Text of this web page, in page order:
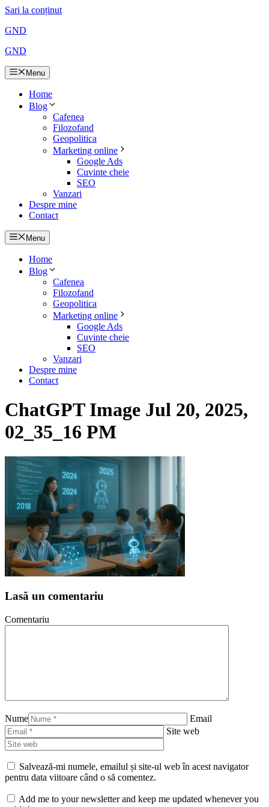
Sari la conținut
GND
GND
Menu
Home
Blog
Cafenea
Filozofand
Geopolitica
Marketing online
Google Ads
Cuvinte cheie
SEO
Vanzari
Despre mine
Contact
Menu
Home
Blog
Cafenea
Filozofand
Geopolitica
Marketing online
Google Ads
Cuvinte cheie
SEO
Vanzari
Despre mine
Contact
ChatGPT Image Jul 20, 2025,
02_35_16 PM
Lasă un comentariu
Comentariu
Nume
Email
Site web
Salvează-mi numele, emailul și site-ul web în acest navigator
pentru data viitoare când o să comentez.
Add me to your newsletter and keep me updated whenever you